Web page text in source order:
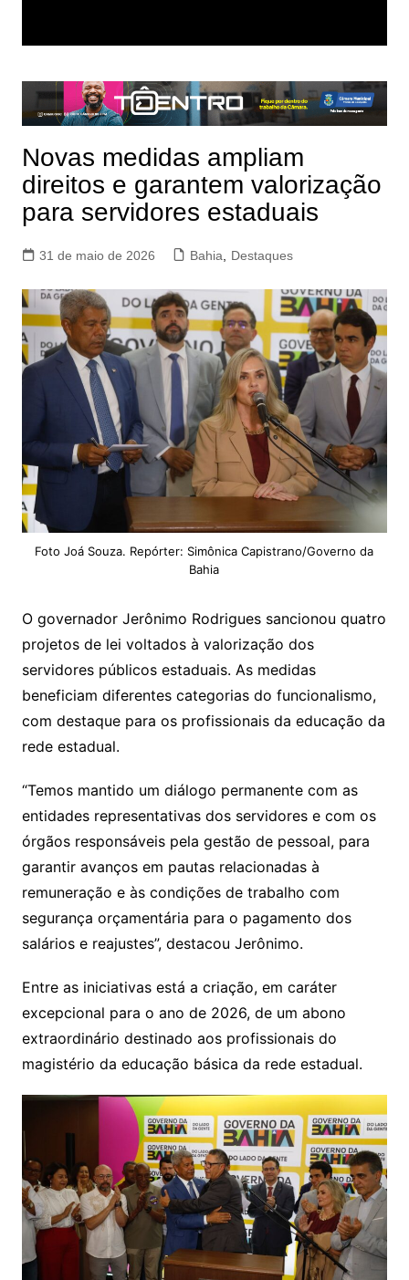
Novas medidas ampliam
direitos e garantem valorização
para servidores estaduais
31 de maio de 2026 Bahia, Destaques
Foto Joá Souza. Repórter: Simônica Capistrano/Governo da
Bahia
O governador Jerônimo Rodrigues sancionou quatro
projetos de lei voltados à valorização dos
servidores públicos estaduais. As medidas
beneficiam diferentes categorias do funcionalismo,
com destaque para os profissionais da educação da
rede estadual.
“Temos mantido um diálogo permanente com as
entidades representativas dos servidores e com os
órgãos responsáveis pela gestão de pessoal, para
garantir avanços em pautas relacionadas à
remuneração e às condições de trabalho com
segurança orçamentária para o pagamento dos
salários e reajustes”, destacou Jerônimo.
Entre as iniciativas está a criação, em caráter
excepcional para o ano de 2026, de um abono
extraordinário destinado aos profissionais do
magistério da educação básica da rede estadual.